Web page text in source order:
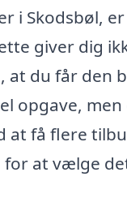
i Skodsbøl,
giver dig
at du får
opgave,
få flere
at vælge